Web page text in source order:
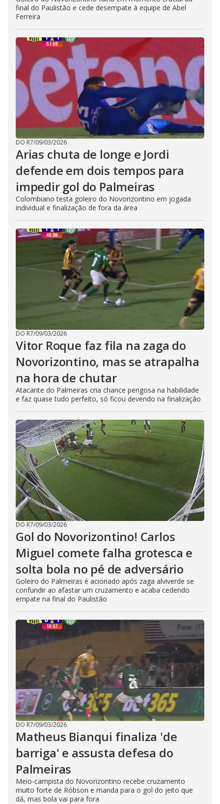
final do Paulistão e cede desempate à equipe de Abel
Ferreira
DO R7/09/03/2026
Arias chuta de longe e Jordi
defende em dois tempos para
impedir gol do Palmeiras
Colombiano testa goleiro do Novorizontino em jogada
individual e finalização de fora da área
DO R7/09/03/2026
Vitor Roque faz fila na zaga do
Novorizontino, mas se atrapalha
na hora de chutar
Atacante do Palmeiras cria chance perigosa na habilidade
e faz quase tudo perfeito, só ficou devendo na finalização
DO R7/09/03/2026
Gol do Novorizontino! Carlos
Miguel comete falha grotesca e
solta bola no pé de adversário
Goleiro do Palmeiras é acionado após zaga alviverde se
confundir ao afastar um cruzamento e acaba cedendo
empate na final do Paulistão
DO R7/09/03/2026
Matheus Bianqui finaliza 'de
barriga' e assusta defesa do
Palmeiras
Meio-campista do Novorizontino recebe cruzamento
muito forte de Róbson e manda para o gol do jeito que
dá, mas bola vai para fora